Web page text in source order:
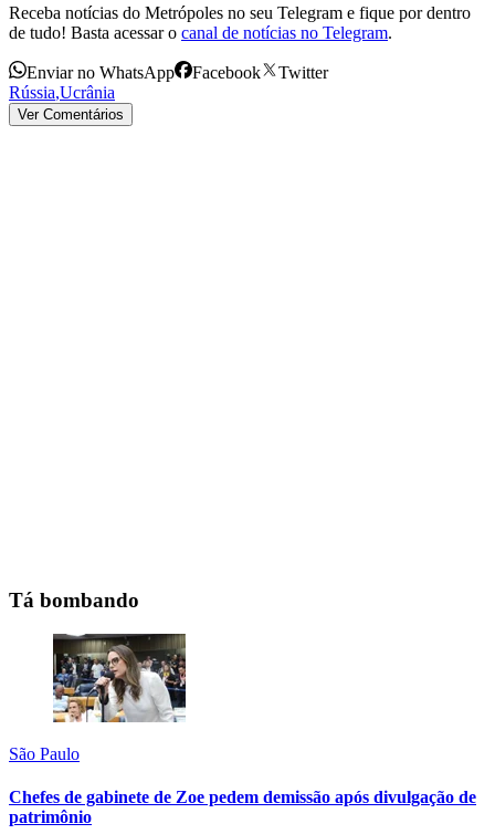
Receba notícias do Metrópoles no seu Telegram e fique por dentro
de tudo! Basta acessar o canal de notícias no Telegram.
Enviar no WhatsApp Facebook
Twitter
Rússia,Ucrânia
Ver Comentários
Tá bombando
São Paulo
Chefes de gabinete de Zoe pedem demissão após divulgação de
patrimônio